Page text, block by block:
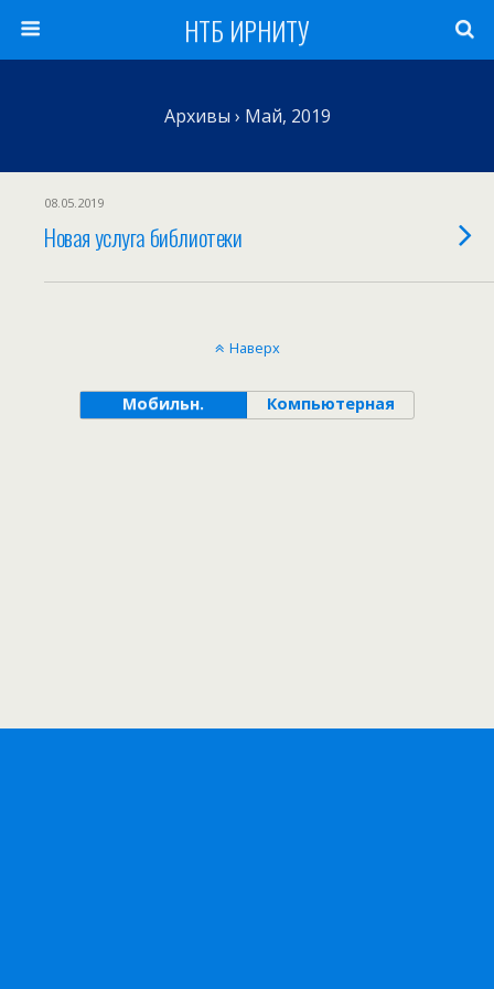
НТБ ИРНИТУ
Архивы › Май, 2019
08.05.2019
Новая услуга библиотеки
Наверх
Мобильн. Компьютерная